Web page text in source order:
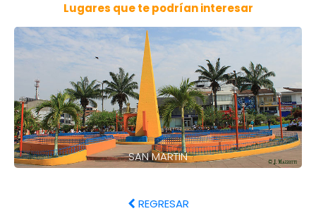
Lugares que te podrían interesar
SAN MARTIN
REGRESAR